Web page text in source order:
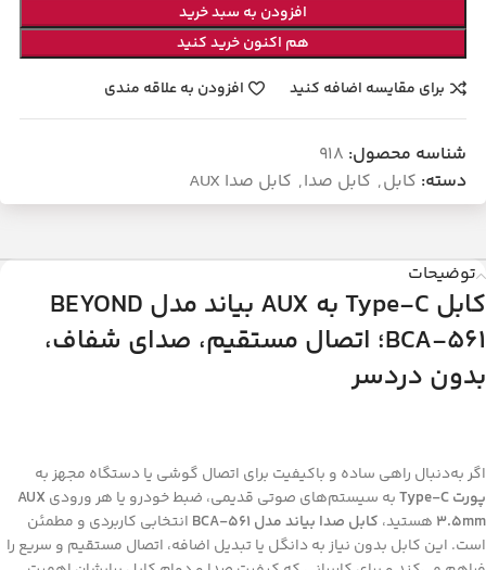
افزودن به سبد خرید
هم اکنون خرید کنید
برای مقایسه اضافه کنید
افزودن به علاقه مندی
شناسه محصول: 918
دسته: کابل, کابل صدا, کابل صدا AUX
توضیحات
کابل Type-Cبه AUX بیاند مدل BEYOND
BCA-561؛ اتصال مستقیم، صدای شفاف،
بدون دردسر
اگر به‌دنبال راهی ساده و باکیفیت برای اتصال گوشی یا دستگاه مجهز به
پورتType-Cبه سیستم‌های صوتی قدیمی، ضبط خودرو یا هر ورودی AUX
3.5mm هستید، کابل صدا بیاند مدل BCA-561 انتخابی کاربردی و مطمئن
است. این کابل بدون نیاز به دانگل یا تبدیل اضافه، اتصال مستقیم و سریع را